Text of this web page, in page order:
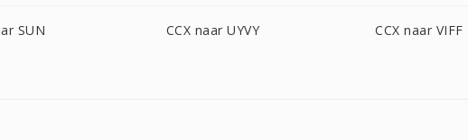
SUN CCX naar UYVY CCX naar VIFF